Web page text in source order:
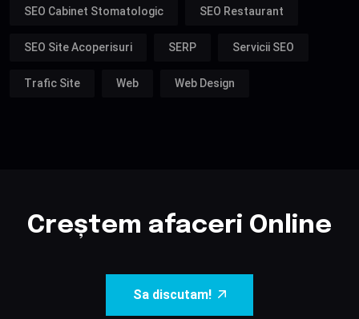
SEO Cabinet Stomatologic SEO Restaurant
SEO Site Acoperisuri SERP Servicii SEO
Trafic Site Web Web Design
Creștem afaceri Online
Sa discutam!